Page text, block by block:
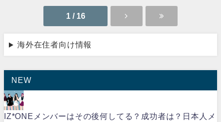
1 / 16
海外在住者向け情報
NEW
IZ*ONEメンバーはその後何してる？成功者は？日本人メ